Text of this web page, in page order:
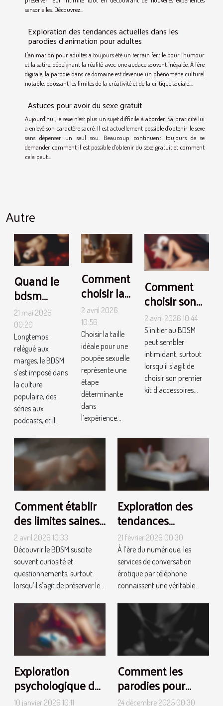
sensorielles. Découvrez...
Exploration des tendances actuelles dans les
parodies d'animation pour adultes
L'animation pour adultes a toujours été un terrain fertile pour l'humour
et la satire, dépeignant la réalité avec une audace souvent inégalée. À l'ère
digitale, la parodie dans ce domaine est devenue un phénomène culturel
notable, poussant les limites de la créativité et de la critique sociale....
Astuces pour avoir du sexe gratuit
Aujourd’hui, le sexe n’est plus un sujet difficile à aborder. Sa praticité lui
a enlevé son caractère sacré. Il est actuellement possible d’obtenir le sexe
sans dépenser un seul sou. Beaucoup continuent toujours de se
demander comment il est possible d’obtenir du sexe gratuit et comment
cela peut...
Autre
Quand le
bdsm
déconstruit
les
illusions du
plaisir
solitaire
21 mai 2026
00:20
Longtemps
relégué aux
marges, le BDSM
s’est imposé dans
la culture
populaire, des
séries aux
podcasts, et il...
Comment
choisir la
bonne
taille de
poupée
sexuelle
pour vos
besoins ?
2 avril 2026
10:56
Choisir la taille
idéale pour une
poupée sexuelle
représente une
étape
déterminante
dans
l’expérience...
Comment
choisir son
premier kit
d'accessoires
BDSM ?
2 avril 2026 10:44
S'initier au BDSM
peut sembler
intimidant, surtout
lorsqu'il s'agit de
choisir son premier
kit d'accessoires...
Comment établir
des limites saines
dans le BDSM ?
2 avril 2026 10:33
Découvrir le BDSM suscite
souvent curiosité et
questionnements, surtout
lorsqu’il s’agit de préserver le...
Exploration des
tendances
modernes dans
les services de
conversation
érotique par
téléphone
21 février 2026 00:30
À l’ère du numérique, les
services de conversation
érotique par téléphone
connaissent une véritable...
Exploration
psychologique du
fétichisme des
10 janvier 2026 10:11
Comment les
parodies pour
adultes
24 décembre 2025 00:30